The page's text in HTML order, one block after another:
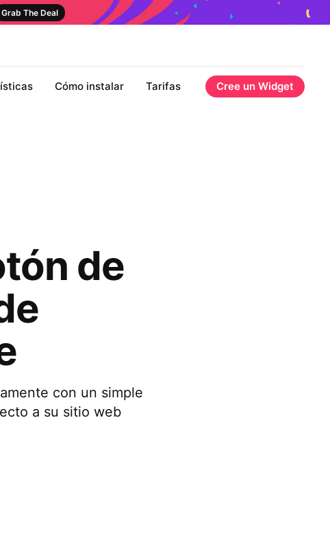
Grab The Deal
Cómo instalar Tarifas Cree un Widget
de
con un simple
a su sitio web